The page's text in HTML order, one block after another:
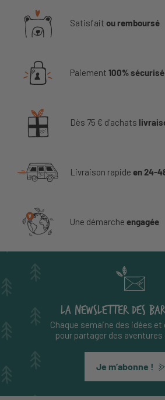
Satisfait ou remboursé
Paiement 100% sécurisé
Dès 75 € d'achats
Livraison rapide en 24-
Une démarche engagée
LA NEWSLETTER DES
Chaque semaine des idées
pour partager des aventures
Je m’abonne !